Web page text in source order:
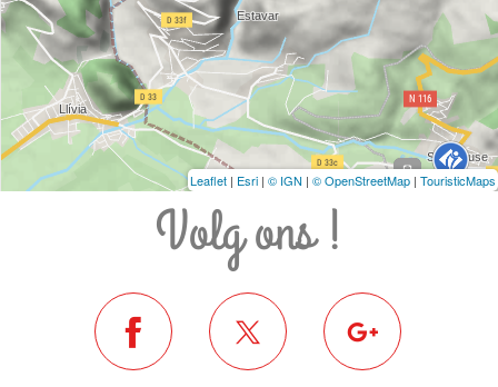
Leaflet | Esri | © IGN | © OpenStreetMap | TouristicMaps
Volg ons !